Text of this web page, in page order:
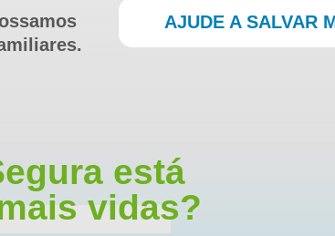
AJUDE A SALVAR
está
vidas?